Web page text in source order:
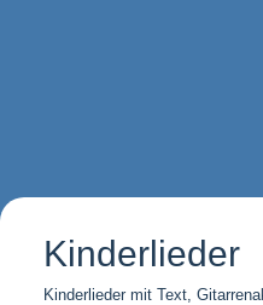
Kinderlieder
Kinderlieder mit Text,